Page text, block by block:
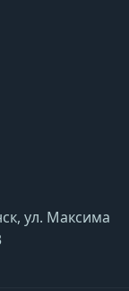
ул. Максима